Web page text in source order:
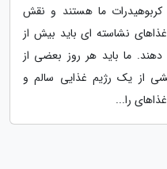
کربوهیدرات ما هستند و نقش
نشاسته ای باید بیش از
ما باید هر روز بعضی از
از یک رژیم غذایی سالم و
را...